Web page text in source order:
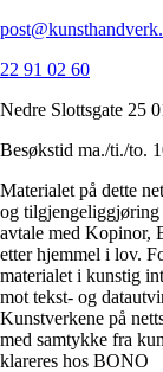
22 91 02 60
Nedre Slottsgate 25
Besøkstid ma./ti./to.
Materialet på dette
og tilgjengeliggjøring
avtale med Kopinor,
etter hjemmel i lov.
materialet i kunstig
mot tekst- og
Kunstverkene på
med samtykke fra
klareres hos BONO